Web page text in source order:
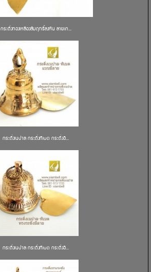
กระดิ่งทองเหลืองสัมฤทธิ์ลงหิน ลายเก...
กระดิ่งเนปาล กระดิ่งทิเบต กระดิ่งอิ...
กระดิ่งเนปาล กระดิ่งทิเบต กระดิ่งอิ...